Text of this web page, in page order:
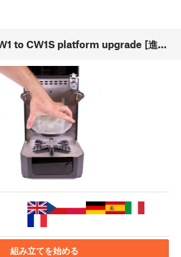
Original Prusa CW1 to CW1S platform upgrade [進行中の翻訳] (1.00)
組み立てを始める